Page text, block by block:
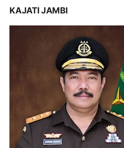
KAJATI JAMBI